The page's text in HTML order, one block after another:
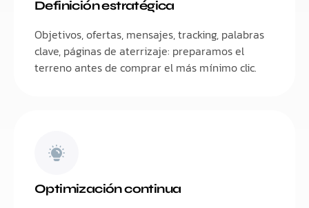
Definición estratégica
Objetivos, ofertas, mensajes, tracking, palabras
clave, páginas de aterrizaje: preparamos el
terreno antes de comprar el más mínimo clic.
Optimización continua